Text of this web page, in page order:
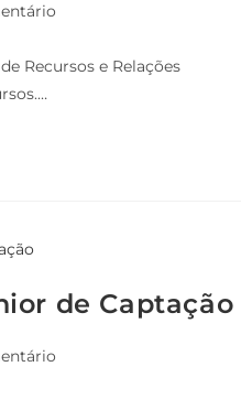
Recursos e Relações
de Captação